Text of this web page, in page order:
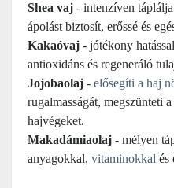
Shea vaj - intenzíven
ápolást biztosít, erőssé és
Kakaóvaj - jótékony
antioxidáns és regeneráló
Jojobaolaj - elősegíti a haj
rugalmasságát, megszünteti
hajvégeket.
Makadámiaolaj - mélyen
anyagokkal, vitaminokkal és